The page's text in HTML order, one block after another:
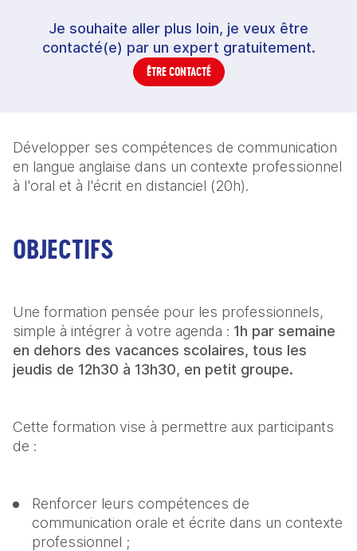
Je souhaite aller plus loin, je veux être
contacté(e) par un expert gratuitement.
ÊTRE CONTACTÉ
Développer ses compétences de communication
en langue anglaise dans un contexte professionnel
à l'oral et à l'écrit en distanciel (20h).
OBJECTIFS
Une formation pensée pour les professionnels,
simple à intégrer à votre agenda : 1h par semaine
en dehors des vacances scolaires, tous les
jeudis de 12h30 à 13h30, en petit groupe.
Cette formation vise à permettre aux participants
de :
Renforcer leurs compétences de
communication orale et écrite dans un contexte
professionnel ;